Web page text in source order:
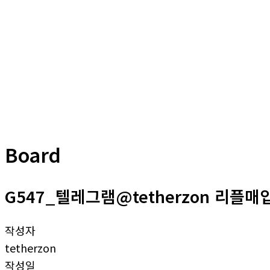
Board
G547_텔레그램@tetherzon 리플매
작성자
tetherzon
작성일